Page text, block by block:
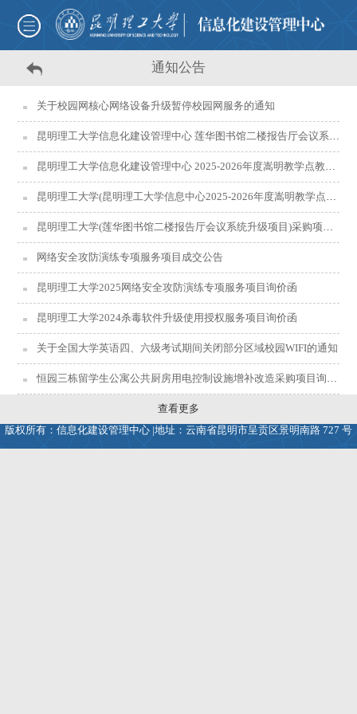
通知公告
关于校园网核心网络设备升级暂停校园网服务的通知
昆明理工大学信息化建设管理中心 莲华图书馆二楼报告厅会议系统升级项目成交公告
昆明理工大学信息化建设管理中心 2025-2026年度嵩明教学点教学保障驻场服务项目成交公告
昆明理工大学(昆明理工大学信息中心2025-2026年度嵩明教学点教学保障驻场服务)采购项目询价函
昆明理工大学(莲华图书馆二楼报告厅会议系统升级项目)采购项目询价函
网络安全攻防演练专项服务项目成交公告
昆明理工大学2025网络安全攻防演练专项服务项目询价函
昆明理工大学2024杀毒软件升级使用授权服务项目询价函
关于全国大学英语四、六级考试期间关闭部分区域校园WIFI的通知
恒园三栋留学生公寓公共厨房用电控制设施增补改造采购项目询价结果公示
查看更多
版权所有：信息化建设管理中心 |地址：云南省昆明市呈贡区景明南路 727 号